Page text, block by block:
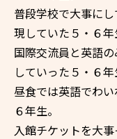
普段学校で大事に
現していた５・６年
国際交流員と英語
していった５・６年
昼食では英語でわ
６年生。
入館チケットを大